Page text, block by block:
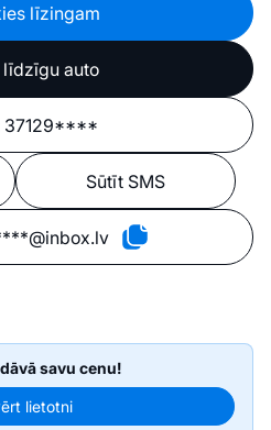
līzingam
līdzīgu auto
37129****
Sūtīt SMS
savu cenu!
lietotni